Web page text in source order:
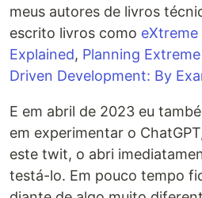
meus autores de livros
escrito livros como
Explained, Planning
Driven Development: By
E em abril de 2023 eu
em experimentar o
este twit, o abri
testá-lo. Em pouco tempo